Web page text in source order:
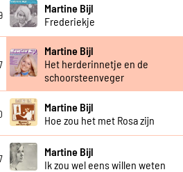
Martine Bijl
Frederiekje
Martine Bijl
Het herderinnetje en de
schoorsteenveger
Martine Bijl
Hoe zou het met Rosa zijn
Martine Bijl
Ik zou wel eens willen weten